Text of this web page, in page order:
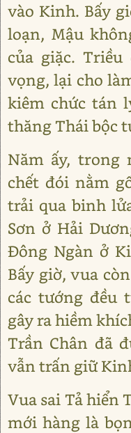
vào Kinh. Bấy
loạn, Mậu
của giặc.
vọng, lại cho
kiêm chức tán
thăng Thái bộc
Năm ấy, trong
chết đói nằm
trải qua binh
Sơn ở Hải
Đông Ngàn ở
Bấy giờ, vua
các tướng đều
gây ra hiềm
Trần Chân đã
vẫn trấn giữ
Vua sai Tả hiển
mới hàng là